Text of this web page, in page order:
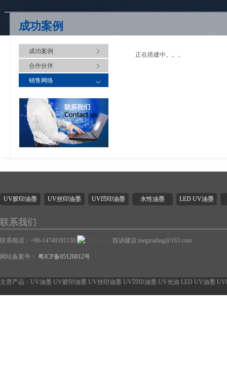
成功案例
成功案例
合作伙伴
销售网络
正在搭建中。。。
UV胶印油墨 UV丝印油墨 UV凹印油墨 水性油墨 LED UV油墨
联系我们
联系电话：+86-14748191150 .投诉建议:megtrading@163.com
网站备案号： 粤ICP备05128812号
主营产品：UV油墨 UV胶印油墨 UV丝印油墨 UV凹印油墨 UV光油 LED UV油墨